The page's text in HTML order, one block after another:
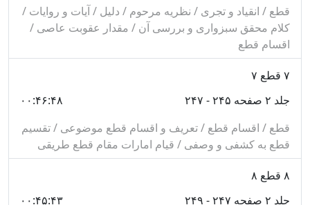
صحت اطلاق لفظ و اراده نوع يا مثل يا شخص از آن.
اينكه الفاظ براى معانى من حيث هى هى، وضع شده، نه از
حيث مراد بودن آنها.
وضع مركبات: نويسنده، معتقد كه وضع مركبات، مانند وضع
مفردات بوده و نيازى به وضع متفاوت ندارد.
احوال پنج‌گانه لفظ و حكم تعارض ميان آنها: اين احوال،
عبارتند از: تجوز، اشتراك، تخصيص، نقل و اضمار.
حقيقت شرعيه: ثمره بحث از آن، در حمل يا عدم حمل
قطع / انقیاد و تجری / نظریه مرحوم / دلیل / آیات و روایات /
کلام محقق سبزواری و بررسی آن / مقدار عقوبت عاصی /
اقسام قطع
۷ قطع ۷
جلد ۲ صفحه ۲۴۵ - ۲۴۷
۰۰:۴۶:۴۸
قطع / اقسام قطع / تعریف و اقسام قطع موضوعی / تقسیم
قطع به کشفی و وصفی / قیام امارات مقام قطع طریقی
۸ قطع ۸
جلد ۲ صفحه ۲۴۷ - ۲۴۹
۰۰:۴۵:۴۳